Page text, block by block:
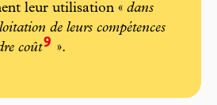
leur utilisation « dans
de leurs compétences
coût9 ».